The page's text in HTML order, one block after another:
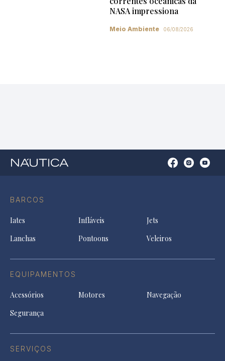
NASA impressiona
Meio Ambiente 06/08/2026
BARCOS
Iates Infláveis
Jets
Lanchas
Pontoons Veleiros
EQUIPAMENTOS
Acessórios Motores
Navegação
Segurança
SERVIÇOS
OpenOpenOpen